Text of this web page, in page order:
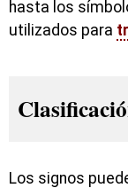
hasta los
utilizados para
Los signos